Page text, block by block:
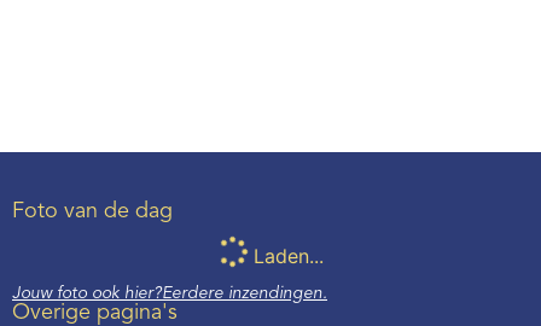
Foto van de dag
Laden...
Jouw foto ook hier?Eerdere inzendingen.
Overige pagina's